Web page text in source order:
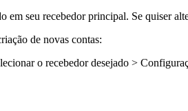
em seu recebedor principal. Se quiser
de novas contas:
o recebedor desejado >